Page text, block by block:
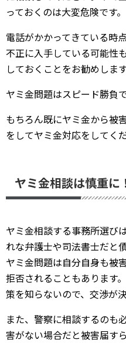
っておくのは大変危険です。
電話がかかってきている時
不正に入手している可能性
しておくことをお勧めします
ヤミ金問題はスピード勝負で
もちろん既にヤミ金から被
をしてヤミ金対応をしてく
ヤミ金相談は慎重に
ヤミ金相談する事務所選び
れな弁護士や司法書士だと
ヤミ金問題は自分自身も被
拒否されることもあります
策を知らないので、交渉が
また、警察に相談するのも
害がない場合だと被害届す